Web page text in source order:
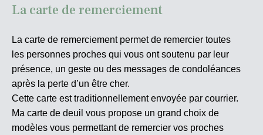
La carte de remerciement
La carte de remerciement permet de remercier toutes
les personnes proches qui vous ont soutenu par leur
présence, un geste ou des messages de condoléances
après la perte d’un être cher.
Cette carte est traditionnellement envoyée par courrier.
Ma carte de deuil vous propose un grand choix de
modèles vous permettant de remercier vos proches